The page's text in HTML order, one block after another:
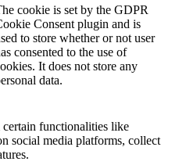
cookie is set by the GDPR
Consent plugin and is
to store whether or not user
consented to the use of
It does not store any
data.
functionalities like
social media platforms, collect